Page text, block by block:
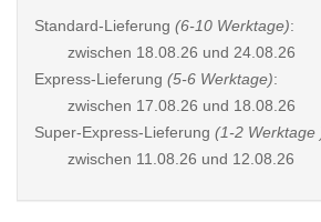
Standard-Lieferung (6-10 Werktage):
zwischen 18.08.26 und 24.08.26
Express-Lieferung (5-6 Werktage):
zwischen 17.08.26 und 18.08.26
Super-Express-Lieferung (1-2 Werktage
zwischen 11.08.26 und 12.08.26